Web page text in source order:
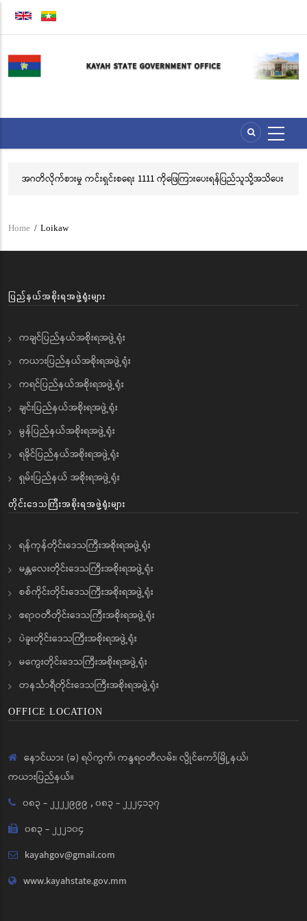
Skip
content
အဂတိလိုက်စားမှု ကင်းရှင်းစရေး 1111 ကိုဖြေကြားပေးရန်ပြည်သူသို့အသိပေး
Breadcrumb
Home / Loikaw
ပြည်နယ်အစိုးရအဖွဲ့ရုံးများ
ကချင်ပြည်နယ်အစိုးရအဖွဲ့ရုံး
ကယားပြည်နယ်အစိုးရအဖွဲ့ရုံး
ကရင်ပြည်နယ်အစိုးရအဖွဲ့ရုံး
ချင်းပြည်နယ်အစိုးရအဖွဲ့ရုံး
မွန်ပြည်နယ်အစိုးရအဖွဲ့ရုံး
ရခိုင်ပြည်နယ်အစိုးရအဖွဲ့ရုံး
ရှမ်းပြည်နယ် အစိုးရအဖွဲ့ရုံး
တိုင်းဒေသကြီးအစိုးရအဖွဲ့ရုံးများ
ရန်ကုန်တိုင်းဒေသကြီးအစိုးရအဖွဲ့ရုံး
မန္တလေးတိုင်းဒေသကြီးအစိုးရအဖွဲ့ရုံး
စစ်ကိုင်းတိုင်းဒေသကြီးအစိုးရအဖွဲ့ရုံး
ဧရာဝတီတိုင်းဒေသကြီးအစိုးရအဖွဲ့ရုံး
ပဲခူးတိုင်းဒေသကြီးအစိုးရအဖွဲ့ရုံး
မကွေးတိုင်းဒေသကြီးအစိုးရအဖွဲ့ရုံး
တနင်္သာရီတိုင်းဒေသကြီးအစိုးရအဖွဲ့ရုံး
OFFICE LOCATION
နောင်ယား (ခ) ရပ်ကွက်၊ ကန္ဒရဝတီလမ်း၊ လွိုင်ကော်မြို့နယ်၊
ကယားပြည်နယ်။
၀၈၃ - ၂၂၂၂၉၉၉ ,၀၈၃ - ၂၂၂၄၁၃၇
၀၈၃ - ၂၂၂၁၀၄
kayahgov@gmail.com
www.kayahstate.gov.mm